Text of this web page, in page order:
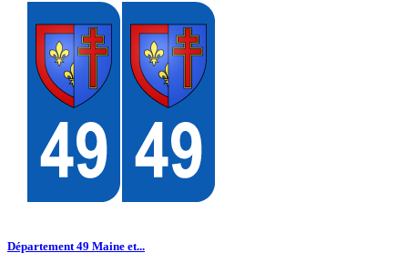
Département 49 Maine et...